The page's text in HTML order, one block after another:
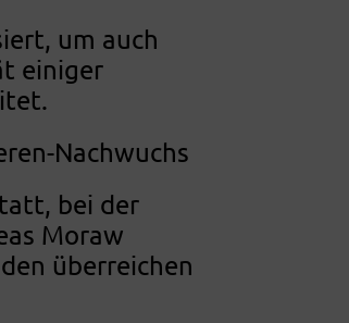
um auch
einiger
Nachwuchs
bei der
Moraw
überreichen